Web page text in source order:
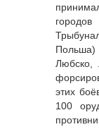
Любско,
этих
100